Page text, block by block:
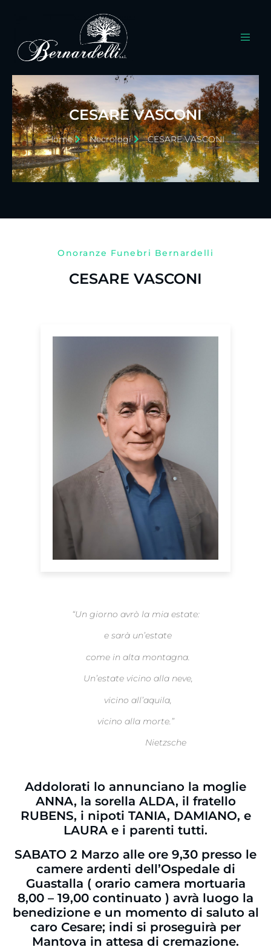
CESARE VASCONI
Home Necrologi CESARE VASCONI
Onoranze Funebri Bernardelli
CESARE VASCONI
“Un giorno avrò la mia estate:
e sarà un’estate
come in alta montagna.
Un’estate vicino alla neve,
vicino all’aquila,
vicino alla morte.”
Nietzsche
Addolorati lo annunciano la moglie
ANNA, la sorella ALDA, il fratello
RUBENS, i nipoti TANIA, DAMIANO, e
LAURA e i parenti tutti.
SABATO 2 Marzo alle ore 9,30 presso le
camere ardenti dell’Ospedale di
Guastalla ( orario camera mortuaria
8,00 – 19,00 continuato ) avrà luogo la
benedizione e un momento di saluto al
caro Cesare; indi si proseguirà per
Mantova in attesa di cremazione.